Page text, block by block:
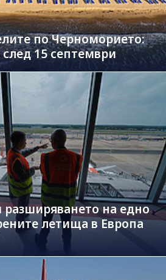
по Черноморието:
15 септември
на едно
летища в Европа